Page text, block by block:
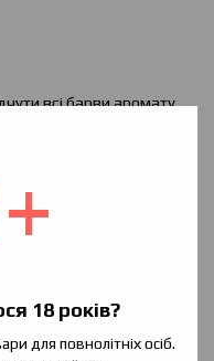
18 років?
для повнолітніх осіб.
всі барви аромату..
нотки. Для